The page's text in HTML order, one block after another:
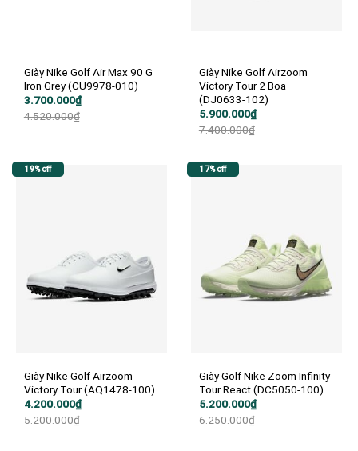
Giày Nike Golf Air Max 90 G
Iron Grey (CU9978-010)
4.520.000₫
Giá
gốc
là:
3.700.000₫
Giá
hiện
tại
Giày Nike Golf Airzoom
Victory Tour 2 Boa
(DJ0633-102)
7.400.000₫
Giá
gốc
là:
5.900.000₫
Giá
hiện
tại
19% off
Giày Nike Golf Airzoom
Victory Tour (AQ1478-100)
5.200.000₫
Giá
là:
4.200.000₫
Giá
tại
17% off
Giày Golf Nike Zoom Infinity
Tour React (DC5050-100)
6.250.000₫
Giá
là:
5.200.000₫
Giá
tại